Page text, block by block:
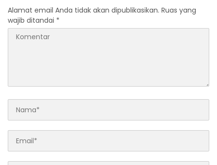
Alamat email Anda tidak akan dipublikasikan. Ruas yang
wajib ditandai *